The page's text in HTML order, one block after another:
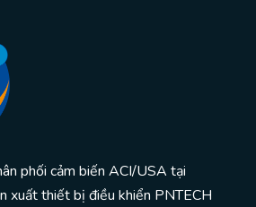
phối cảm biến ACI/USA tại
xuất thiết bị điều khiển PNTECH